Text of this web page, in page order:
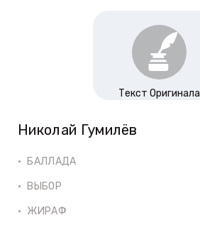
Николай Гумилёв
БАЛЛАДА
ВЫБОР
ЖИРАФ
Текст Оригинала